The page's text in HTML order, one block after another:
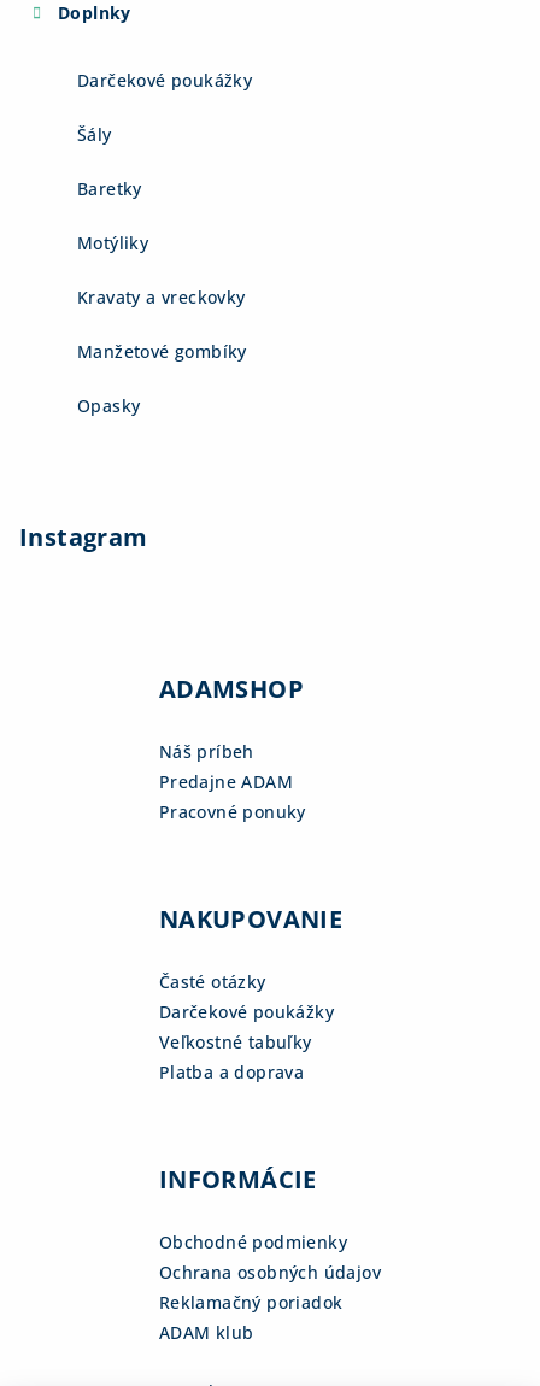
Doplnky
Darčekové poukážky
Šály
Baretky
Motýliky
Kravaty a vreckovky
Manžetové gombíky
Opasky
Instagram
ADAMSHOP
Náš príbeh
Predajne ADAM
Pracovné ponuky
NAKUPOVANIE
Časté otázky
Darčekové poukážky
Veľkostné tabuľky
Platba a doprava
INFORMÁCIE
Obchodné podmienky
Ochrana osobných údajov
Reklamačný poriadok
ADAM klub